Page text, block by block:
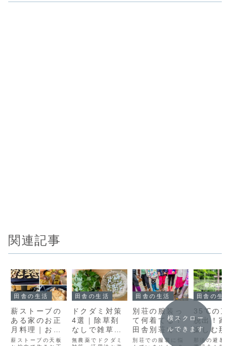
関連記事
田舎の生活
薪ストーブの
ある家のお正
月料理｜おせ
ち以外に簡単
薪ストーブの天板
田舎の生活
ドクダミ対策
4選｜除草剤
なしで雑草が
資源に活用
無農薬でドクダミ
田舎の生活
別荘の服装っ
て何着てる？
田舎別荘で快
適に過ごす
別荘での服装に悩
田舎の生
35℃の東
脱出！家
楽しむ那
避暑地８
那須の避暑
横スクロー
ルできます